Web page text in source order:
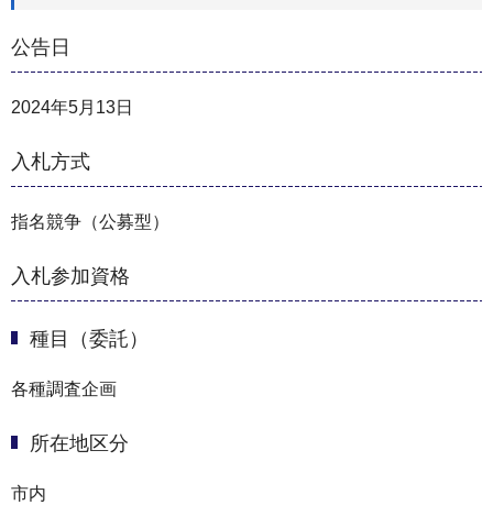
公告日
2024年5月13日
入札方式
指名競争（公募型）
入札参加資格
種目（委託）
各種調査企画
所在地区分
市内